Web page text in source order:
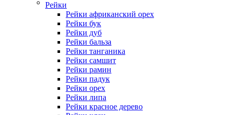
Рейки
Рейки африканский орех
Рейки бук
Рейки дуб
Рейки бальза
Рейки танганика
Рейки самшит
Рейки рамин
Рейки падук
Рейки орех
Рейки липа
Рейки красное дерево